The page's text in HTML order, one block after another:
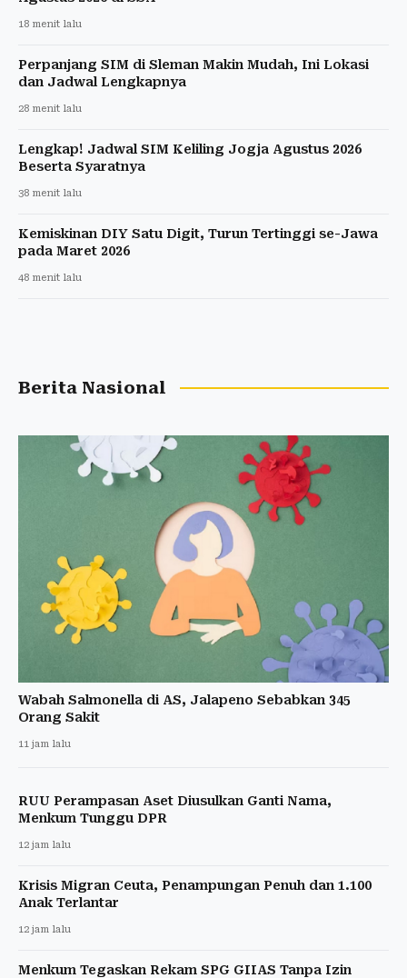
18 menit lalu
Perpanjang SIM di Sleman Makin Mudah, Ini Lokasi
dan Jadwal Lengkapnya
28 menit lalu
Lengkap! Jadwal SIM Keliling Jogja Agustus 2026
Beserta Syaratnya
38 menit lalu
Kemiskinan DIY Satu Digit, Turun Tertinggi se-Jawa
pada Maret 2026
48 menit lalu
Berita Nasional
Wabah Salmonella di AS, Jalapeno Sebabkan 345
Orang Sakit
11 jam lalu
RUU Perampasan Aset Diusulkan Ganti Nama,
Menkum Tunggu DPR
12 jam lalu
Krisis Migran Ceuta, Penampungan Penuh dan 1.100
Anak Terlantar
12 jam lalu
Menkum Tegaskan Rekam SPG GIIAS Tanpa Izin